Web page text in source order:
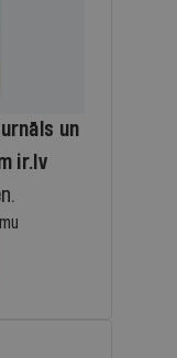
un
ir.lv